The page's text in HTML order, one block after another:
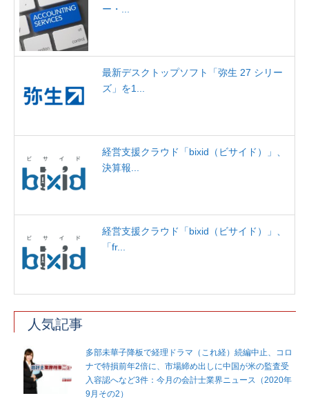
ー・...
最新デスクトップソフト「弥生 27 シリー
ズ」を1...
経営支援クラウド「bixid（ビサイド）」、
決算報...
経営支援クラウド「bixid（ビサイド）」、
「fr...
人気記事
多部未華子降板で経理ドラマ（これ経）続編中止、コロ
ナで特損前年2倍に、市場締め出しに中国が米の監査受
入容認へなど3件：今月の会計士業界ニュース（2020年
9月その2）